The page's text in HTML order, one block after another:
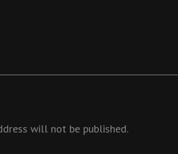
will not be published.